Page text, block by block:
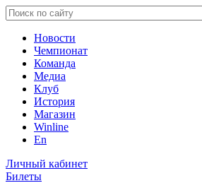
Новости
Чемпионат
Команда
Медиа
Клуб
История
Магазин
Winline
En
Личный кабинет
Билеты